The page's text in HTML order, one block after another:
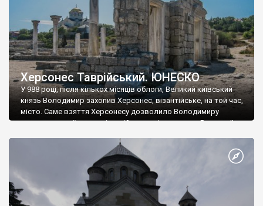
Херсонес Таврійський. ЮНЕСКО
У 988 році, після кількох місяців облоги, Великий київський
князь Володимир захопив Херсонес, візантійське, на той час,
місто. Саме взяття Херсонесу дозволило Володимиру
диктувати свої умови візантійському імператору Василю ІІ, та
Херсонесі Володимир-язичник, став Василем-християнином.
А потім було Хрещення Русі. На честь Херсонесу Таврійського